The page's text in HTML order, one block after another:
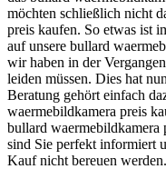
möchten schließlich nicht
preis kaufen. So etwas ist
auf unsere bullard
wir haben in der
leiden müssen. Dies hat
Beratung gehört einfach
waermebildkamera preis
bullard waermebildkamera
sind Sie perfekt informiert
Kauf nicht bereuen werden.